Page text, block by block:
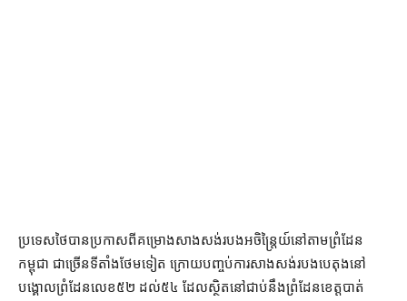
ប្រទេសថៃបានប្រកាសពីគម្រោងសាងសង់របងអចិន្ត្រៃយ៍នៅតាមព្រំដែន
កម្ពុជា ជាច្រើនទីតាំងថែមទៀត ក្រោយបញ្ចប់ការសាងសង់របងបេតុងនៅ
បង្គោលព្រំដែនលេខ៥២ ដល់៥៤ ដែលស្ថិតនៅជាប់នឹងព្រំដែនខេត្តបាត់